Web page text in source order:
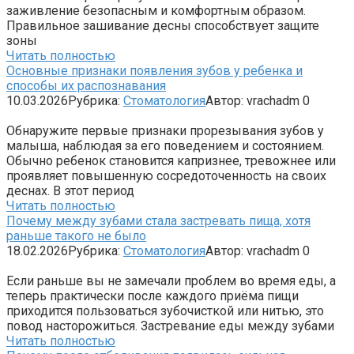
заживление безопасным и комфортным образом.
Правильное зашивание десны способствует защите
зоны
Читать полностью
Основные признаки появления зубов у ребенка и
способы их распознавания
10.03.2026Рубрика: СтоматологияАвтор: vrachadm 0
Обнаружите первые признаки прорезывания зубов у
малыша, наблюдая за его поведением и состоянием.
Обычно ребенок становится капризнее, тревожнее или
проявляет повышенную сосредоточенность на своих
деснах. В этот период
Читать полностью
Почему между зубами стала застревать пища, хотя
раньше такого не было
18.02.2026Рубрика: СтоматологияАвтор: vrachadm 0
Если раньше вы не замечали проблем во время еды, а
теперь практически после каждого приёма пищи
приходится пользоваться зубочисткой или нитью, это
повод насторожиться. Застревание еды между зубами
Читать полностью